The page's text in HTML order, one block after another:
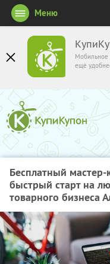
Мобильное
ещё
Меню
Бесплатный
быстрый старт на
товарного бизнеса